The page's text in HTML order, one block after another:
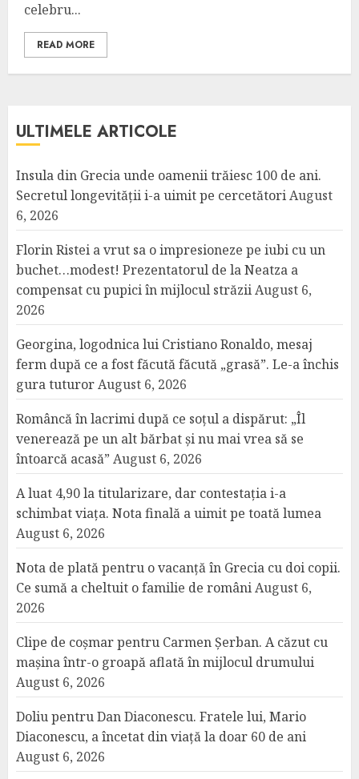
celebru...
READ MORE
ULTIMELE ARTICOLE
Insula din Grecia unde oamenii trăiesc 100 de ani.
Secretul longevității i-a uimit pe cercetătoriAugust
6, 2026
Florin Ristei a vrut sa o impresioneze pe iubi cu un
buchet…modest! Prezentatorul de la Neatza a
compensat cu pupici în mijlocul străziiAugust 6,
2026
Georgina, logodnica lui Cristiano Ronaldo, mesaj
ferm după ce a fost făcută făcută „grasă”. Le-a închis
gura tuturorAugust 6, 2026
Româncă în lacrimi după ce soțul a dispărut: „Îl
venerează pe un alt bărbat și nu mai vrea să se
întoarcă acasă” August 6, 2026
A luat 4,90 la titularizare, dar contestația i-a
schimbat viața. Nota finală a uimit pe toată lumea
August 6, 2026
Nota de plată pentru o vacanță în Grecia cu doi copii.
Ce sumă a cheltuit o familie de româniAugust 6,
2026
Clipe de coșmar pentru Carmen Șerban. A căzut cu
mașina într-o groapă aflată în mijlocul drumului
August 6, 2026
Doliu pentru Dan Diaconescu. Fratele lui, Mario
Diaconescu, a încetat din viață la doar 60 de ani
August 6, 2026